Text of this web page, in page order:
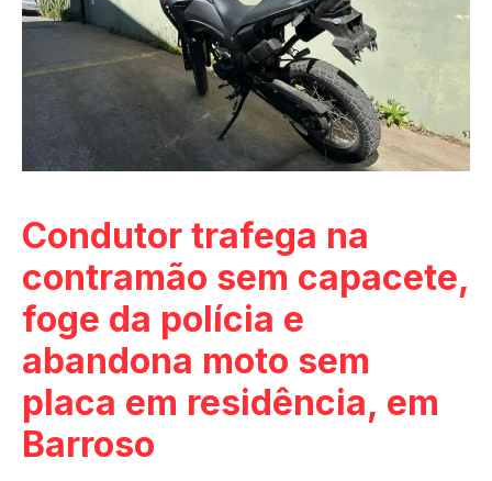
Condutor trafega na
contramão sem capacete,
foge da polícia e
abandona moto sem
placa em residência, em
Barroso